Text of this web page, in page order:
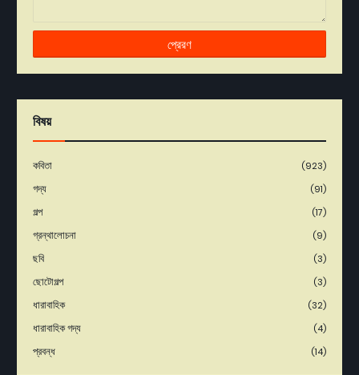
বিষয়
কবিতা (923)
গদ্য (91)
গল্প (17)
গ্রন্থালোচনা (9)
ছবি (3)
ছোটোগল্প (3)
ধারাবাহিক (32)
ধারাবাহিক গদ্য (4)
প্রবন্ধ (14)